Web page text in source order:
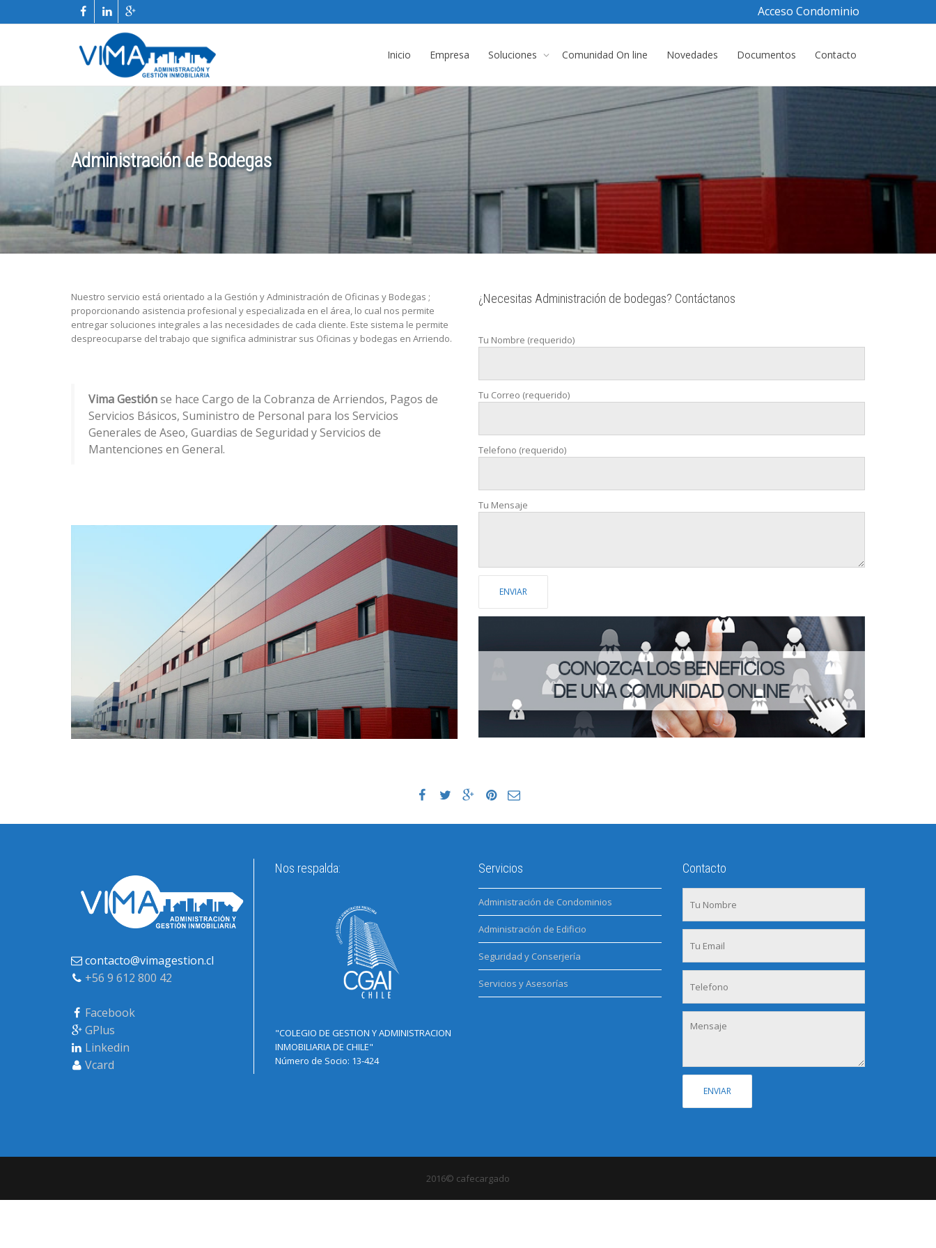
Acceso Condominio
Inicio Empresa Soluciones Comunidad On line Novedades Documentos Contacto
Administración de Bodegas
Nuestro servicio está orientado a la Gestión y Administración de Oficinas y Bodegas ;
proporcionando asistencia profesional y especializada en el área, lo cual nos permite
entregar soluciones integrales a las necesidades de cada cliente. Este sistema le permite
despreocuparse del trabajo que significa administrar sus Oficinas y bodegas en Arriendo.
Vima Gestiónse hace Cargo de la Cobranza de Arriendos, Pagos de
Servicios Básicos, Suministro de Personal para los Servicios
Generales de Aseo, Guardias de Seguridad y Servicios de
Mantenciones en General.
¿Necesitas Administración de bodegas? Contáctanos
Tu Nombre (requerido)
Tu Correo (requerido)
Telefono (requerido)
Tu Mensaje
contacto@vimagestion.cl
+56 9 612 800 42
Facebook
GPlus
Linkedin
Vcard
Nos respalda:
"COLEGIO DE GESTION Y ADMINISTRACION
INMOBILIARIA DE CHILE"
Número de Socio: 13-424
Servicios
Administración de Condominios
Administración de Edificio
Seguridad y Conserjería
Servicios y Asesorías
Contacto
2016© cafecargado